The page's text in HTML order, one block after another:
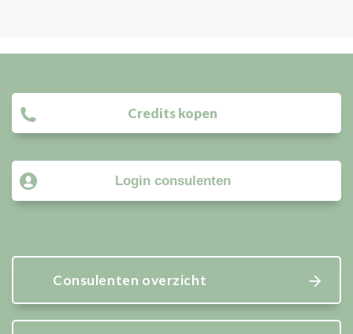
Credits kopen
Login consulenten
Consulenten overzicht